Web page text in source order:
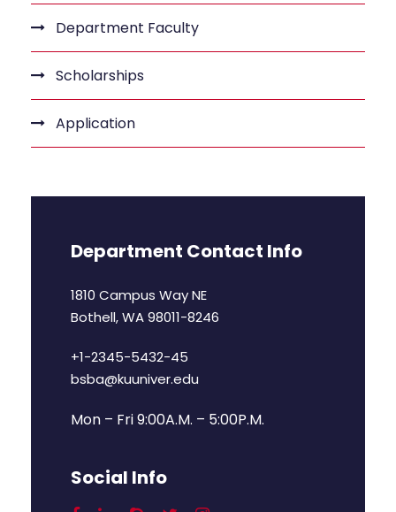
Department Faculty
Scholarships
Application
Department Contact Info
1810 Campus Way NE
Bothell, WA 98011-8246
+1-2345-5432-45
bsba@kuuniver.edu
Mon – Fri 9:00A.M. – 5:00P.M.
Social Info